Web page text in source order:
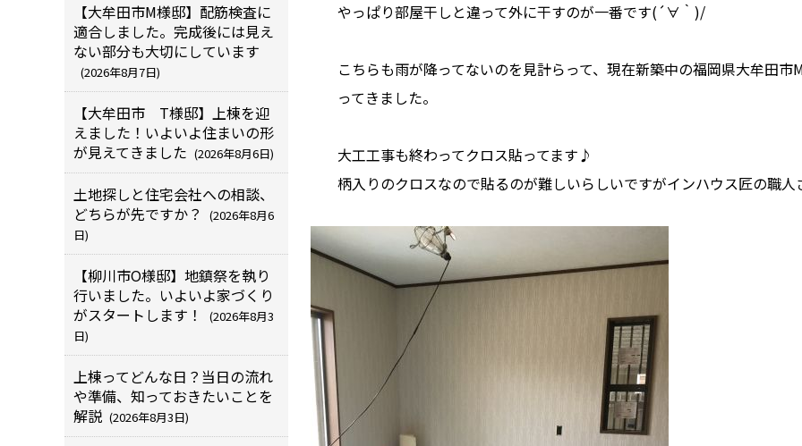
やっぱり部屋干しと違って外に干すのが一番です(´∀｀)/
こちらも雨が降ってないのを見計らって、現在新築中の福岡県大牟田
ってきました。
大工工事も終わってクロス貼ってます♪
柄入りのクロスなので貼るのが難しいらしいですがインハウス匠の職
【大牟田市M様邸】配筋検査に
適合しました。完成後には見え
ない部分も大切にしています
(2026年8月7日)
【大牟田市 T様邸】上棟を迎
えました！いよいよ住まいの形
が見えてきました (2026年8月6日)
土地探しと住宅会社への相談、
どちらが先ですか？
(2026年8月6
日)
【柳川市O様邸】地鎮祭を執り
行いました。いよいよ家づくり
がスタートします！
(2026年8月3
日)
上棟ってどんな日？当日の流れ
や準備、知っておきたいことを
解説 (2026年8月3日)